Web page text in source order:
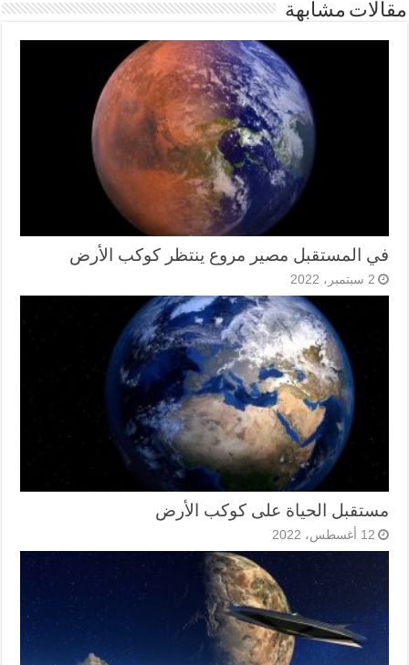
مقالات مشابهة
في المستقبل مصير مروع ينتظر كوكب الأرض
2 سبتمبر، 2022
مستقبل الحياة على كوكب الأرض
12 أغسطس، 2022